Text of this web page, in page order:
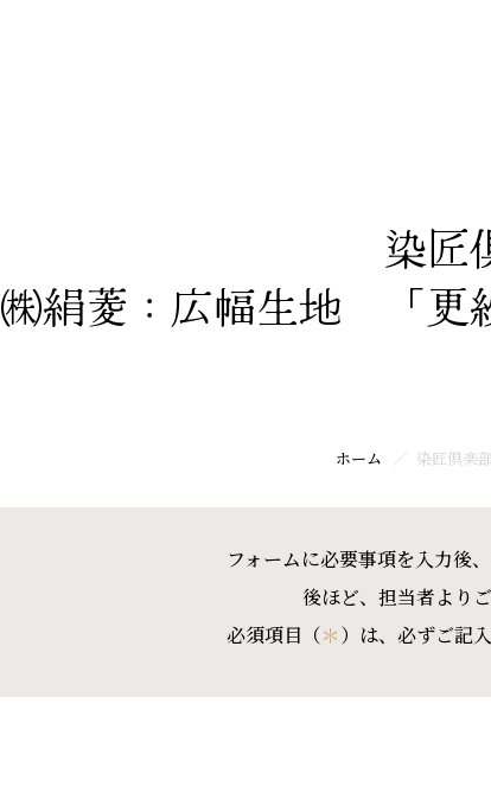
染匠
㈱絹菱：広幅生地 「更
ホーム 染匠倶楽
フォームに必要事項を入力後
後ほど、担当者より
必須項目（＊）は、必ずご記